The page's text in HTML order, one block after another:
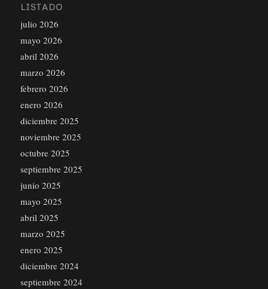
LISTADO
julio 2026
mayo 2026
abril 2026
marzo 2026
febrero 2026
enero 2026
diciembre 2025
noviembre 2025
octubre 2025
septiembre 2025
junio 2025
mayo 2025
abril 2025
marzo 2025
enero 2025
diciembre 2024
septiembre 2024